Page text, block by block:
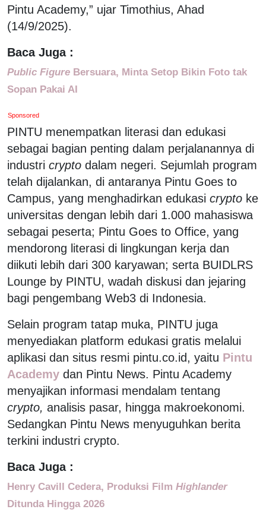
Pintu Academy,” ujar Timothius, Ahad
(14/9/2025).
Baca Juga :
Public Figure Bersuara, Minta Setop Bikin Foto tak
Sopan Pakai AI
Sponsored
PINTU menempatkan literasi dan edukasi
sebagai bagian penting dalam perjalanannya di
industri crypto dalam negeri. Sejumlah program
telah dijalankan, di antaranya Pintu Goes to
Campus, yang menghadirkan edukasi crypto ke
universitas dengan lebih dari 1.000 mahasiswa
sebagai peserta; Pintu Goes to Office, yang
mendorong literasi di lingkungan kerja dan
diikuti lebih dari 300 karyawan; serta BUIDLRS
Lounge by PINTU, wadah diskusi dan jejaring
bagi pengembang Web3 di Indonesia.
Selain program tatap muka, PINTU juga
menyediakan platform edukasi gratis melalui
aplikasi dan situs resmi pintu.co.id, yaitu Pintu
Academy dan Pintu News. Pintu Academy
menyajikan informasi mendalam tentang
crypto, analisis pasar, hingga makroekonomi.
Sedangkan Pintu News menyuguhkan berita
terkini industri crypto.
Baca Juga :
Henry Cavill Cedera, Produksi Film Highlander
Ditunda Hingga 2026